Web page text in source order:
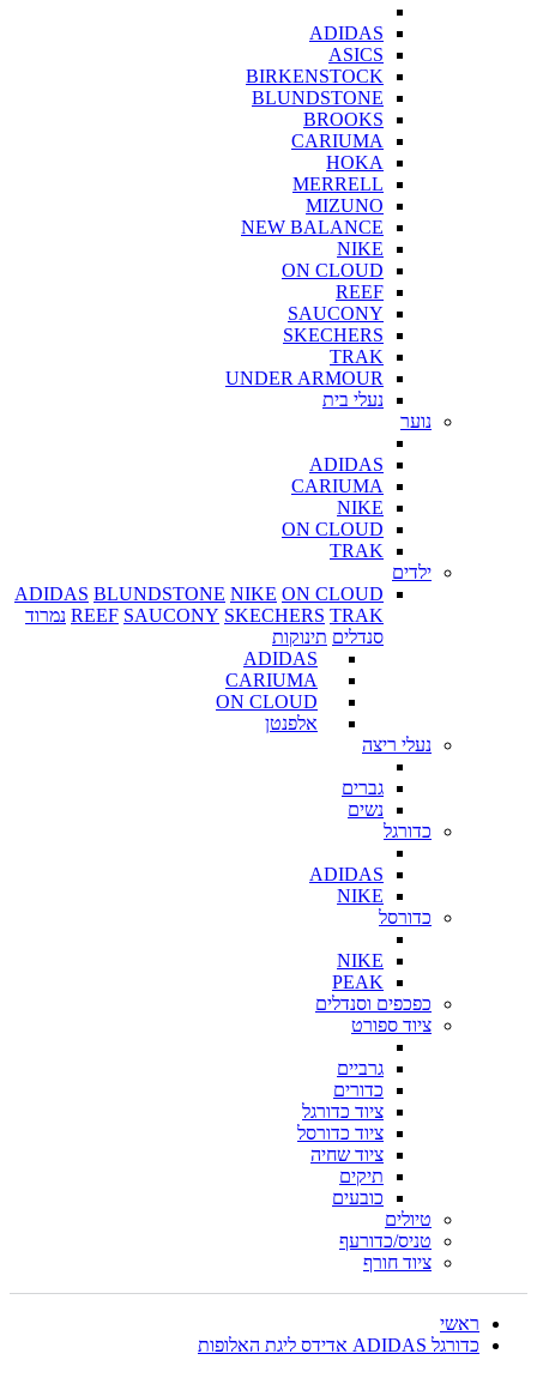
ADIDAS
ASICS
BIRKENSTOCK
BLUNDSTONE
BROOKS
CARIUMA
HOKA
MERRELL
MIZUNO
NEW BALANCE
NIKE
ON CLOUD
REEF
SAUCONY
SKECHERS
TRAK
UNDER ARMOUR
נעלי בית
נוער
ADIDAS
CARIUMA
NIKE
ON CLOUD
TRAK
ילדים
ADIDAS BLUNDSTONE NIKE ON CLOUD
REEF SAUCONY SKECHERS TRAK
נמרוד
סנדלים תינוקות
ADIDAS
CARIUMA
ON CLOUD
אלפנטן
נעלי ריצה
גברים
נשים
כדורגל
ADIDAS
NIKE
כדורסל
NIKE
PEAK
כפכפים וסנדלים
ציוד ספורט
גרביים
כדורים
ציוד כדורגל
ציוד כדורסל
ציוד שחיה
תיקים
כובעים
טיולים
טניס/כדורעף
ציוד חורף
ראשי
כדורגל ADIDAS אדידס ליגת האלופות